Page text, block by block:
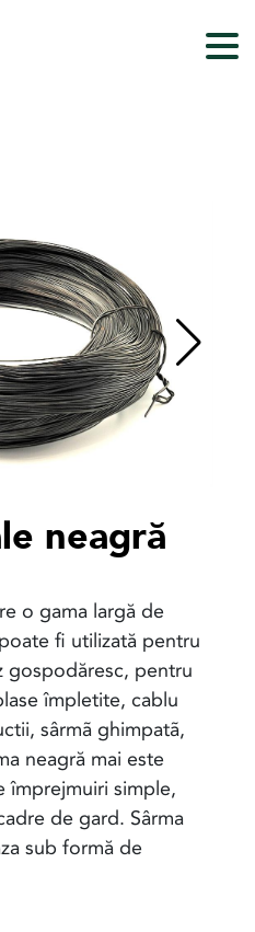
neagră
o gama largă de
fi utilizată pentru
gospodăresc, pentru
împletite, cablu
sârmã ghimpatã,
neagră mai este
împrejmuiri simple,
de gard. Sârma
sub formă de